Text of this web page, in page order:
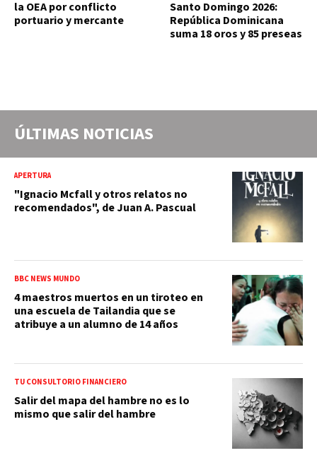
la OEA por conflicto
portuario y mercante
Santo Domingo 2026:
República Dominicana
suma 18 oros y 85 preseas
ÚLTIMAS NOTICIAS
APERTURA
"Ignacio Mcfall y otros relatos no
recomendados", de Juan A. Pascual
BBC NEWS MUNDO
4 maestros muertos en un tiroteo en
una escuela de Tailandia que se
atribuye a un alumno de 14 años
TU CONSULTORIO FINANCIERO
Salir del mapa del hambre no es lo
mismo que salir del hambre